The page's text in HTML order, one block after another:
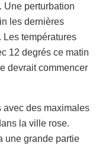
Une perturbation
les dernières
Les températures
12 degrés ce matin
devrait commencer
avec des maximales
la ville rose.
une grande partie